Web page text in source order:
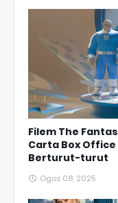
Filem The
Carta Box
Berturut-turut
Ogos 08, 2025